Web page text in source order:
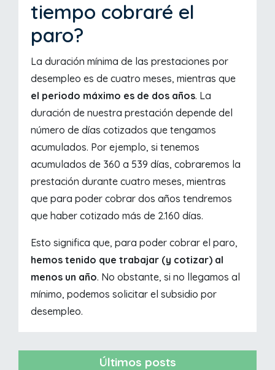
tiempo cobraré el
paro?
La duración mínima de las prestaciones por
desempleo es de cuatro meses, mientras que
el periodo máximo es de dos años. La
duración de nuestra prestación depende del
número de días cotizados que tengamos
acumulados. Por ejemplo, si tenemos
acumulados de 360 a 539 días, cobraremos la
prestación durante cuatro meses, mientras
que para poder cobrar dos años tendremos
que haber cotizado más de 2.160 días.
Esto significa que, para poder cobrar el paro,
hemos tenido que trabajar (y cotizar) al
menos un año. No obstante, si no llegamos al
mínimo, podemos solicitar el subsidio por
desempleo.
Últimos posts